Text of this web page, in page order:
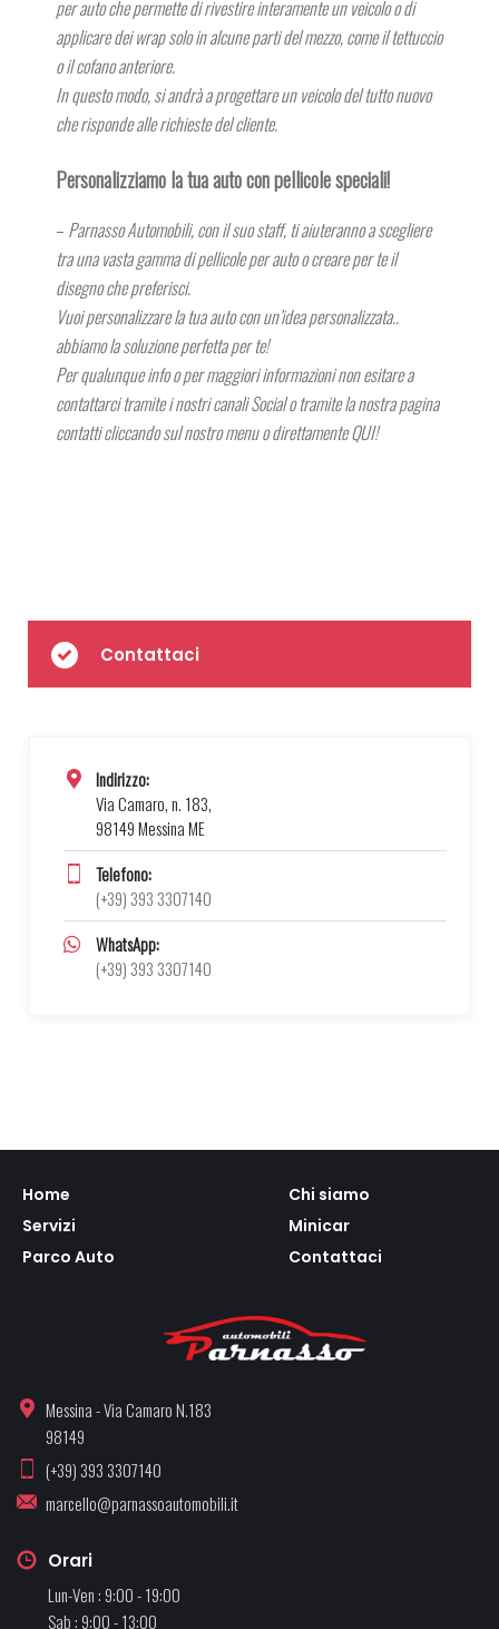
per auto che permette di rivestire interamente un veicolo o di
applicare dei wrap solo in alcune parti del mezzo, come il tettuccio
o il cofano anteriore.
In questo modo, si andrà a progettare un veicolo del tutto nuovo
che risponde alle richieste del cliente.
Personalizziamo la tua auto con pellicole speciali!
– Parnasso Automobili, con il suo staff, ti aiuteranno a scegliere
tra una vasta gamma di pellicole per auto o creare per te il
disegno che preferisci.
Vuoi personalizzare la tua auto con un’idea personalizzata..
abbiamo la soluzione perfetta per te!
Per qualunque info o per maggiori informazioni non esitare a
contattarci tramite i nostri canali Social o tramite la nostra pagina
contatti cliccando sul nostro menu o direttamente QUI!
Contattaci
Indirizzo:
Via Camaro, n. 183,
98149 Messina ME
Telefono:
(+39) 393 3307140
WhatsApp:
(+39) 393 3307140
Home
Chi siamo
Servizi
Minicar
Parco Auto
Contattaci
Messina - Via Camaro N.183
98149
(+39) 393 3307140
marcello@parnassoautomobili.it
Orari
Lun-Ven : 9:00 - 19:00
Sab : 9:00 - 13:00